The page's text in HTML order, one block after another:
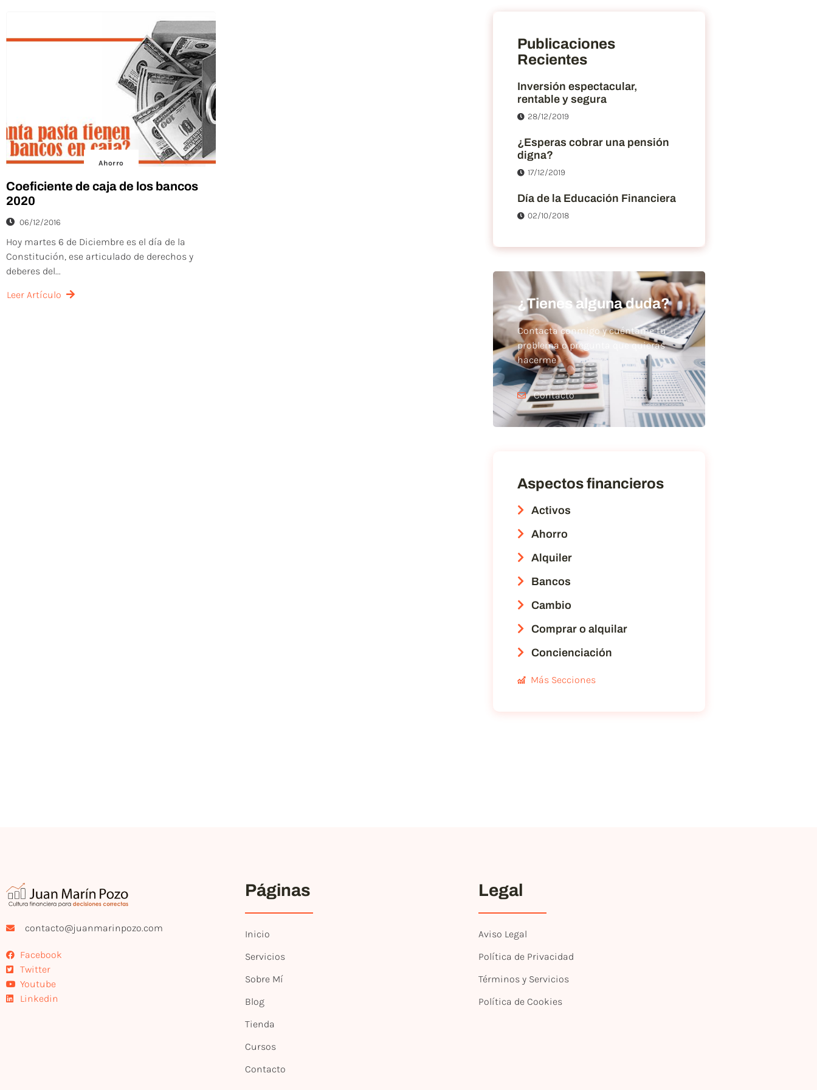
Ahorro
Coeficiente de caja de los bancos
2020
06/12/2016
Hoy martes 6 de Diciembre es el día de la
Constitución, ese articulado de derechos y
deberes del...
Leer Artículo
Publicaciones
Recientes
Inversión espectacular,
rentable y segura
28/12/2019
¿Esperas cobrar una pensión
digna?
17/12/2019
Día de la Educación Financiera
02/10/2018
¿Tienes alguna duda?
Contacta conmigo y cuéntame tu
problema o pregunta que quieras
hacerme
Contacto
Aspectos financieros
Activos
Ahorro
Alquiler
Bancos
Cambio
Comprar o alquilar
Concienciación
Más Secciones
contacto@juanmarinpozo.com
Facebook
Twitter
Youtube
Linkedin
Páginas
Inicio
Servicios
Sobre Mí
Blog
Tienda
Cursos
Contacto
Legal
Aviso Legal
Política de Privacidad
Términos y Servicios
Política de Cookies